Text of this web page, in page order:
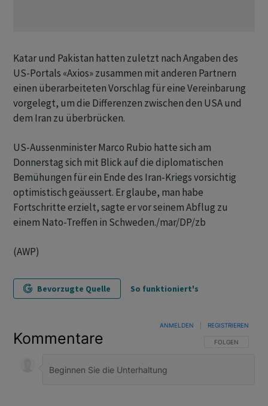
Katar und Pakistan hatten zuletzt nach Angaben des
US-Portals «Axios» zusammen mit anderen Partnern
einen überarbeiteten Vorschlag für eine Vereinbarung
vorgelegt, um die Differenzen zwischen den USA und
dem Iran zu überbrücken.
US-Aussenminister Marco Rubio hatte sich am
Donnerstag sich mit Blick auf die diplomatischen
Bemühungen für ein Ende des Iran-Kriegs vorsichtig
optimistisch geäussert. Er glaube, man habe
Fortschritte erzielt, sagte er vor seinem Abflug zu
einem Nato-Treffen in Schweden./mar/DP/zb
(AWP)
Bevorzugte Quelle So funktioniert's
Kommentare FOLGE DIESER
FOLGEN
ANMELDEN REGISTRIEREN